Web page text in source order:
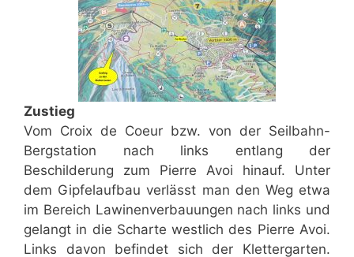
Zustieg
Vom Croix de Coeur bzw. von der Seilbahn-
Bergstation nach links entlang der
Beschilderung zum Pierre Avoi hinauf. Unter
dem Gipfelaufbau verlässt man den Weg etwa
im Bereich Lawinenverbauungen nach links und
gelangt in die Scharte westlich des Pierre Avoi.
Links davon befindet sich der Klettergarten.